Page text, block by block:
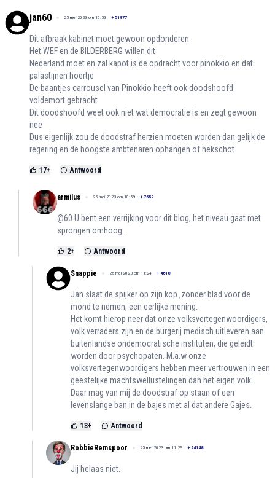
jan60 25 mei 2023 om 10:53 + 51977
Dit afbraak kabinet moet gewoon opdonderen
Het WEF en de BILDERBERG willen dit
Nederland moet en zal kapot is de opdracht voor pinokkio en dat
palastijnen hoertje
De baantjes carrousel van Pinokkio heeft ook doodshoofd
voldemort gebracht
Dit doodshoofd weet ook niet wat democratie is en zegt gewoon
nee
Dus eigenlijk zou de doodstraf herzien moeten worden dan gelijk de
regering en de hoogste ambtenaren ophangen of nekschot
17+ Antwoord
armilus 25 mei 2023 om 10:59 + 7552
@60 U bent een verrijking voor dit blog, het niveau gaat met
sprongen omhoog.
2+ Antwoord
Snappie 25 mei 2023 om 11:24 + 4618
Jan slaat de spijker op zijn kop ,zonder blad voor de
mond te nemen, een eerlijke mening.
Het komt hierop neer dat onze volksvertegenwoordigers,
volk verraders zijn en de burgerij medisch uitleveren aan
buitenlandse ondemocratische instituten, die geleidt
worden door psychopaten. M.a.w onze
volksvertegenwoordigers hebben meer vertrouwen in een
geestelijke machtswellustelingen dan het eigen volk.
Daar mag van mij de doodstraf op staan of een
levenslange ban in de bajes met al dat andere Gajes.
13+ Antwoord
RobbieRemspoor 25 mei 2023 om 11:29 + 24148
Jij helaas niet.